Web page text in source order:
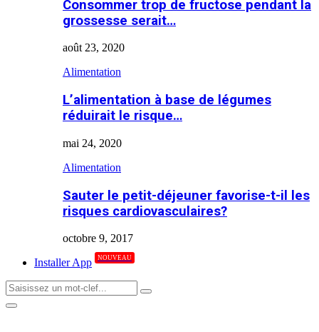
Consommer trop de fructose pendant la
grossesse serait…
août 23, 2020
Alimentation
L’alimentation à base de légumes
réduirait le risque…
mai 24, 2020
Alimentation
Sauter le petit-déjeuner favorise-t-il les
risques cardiovasculaires?
octobre 9, 2017
Installer App
NOUVEAU
Search
for:
Search
Primary